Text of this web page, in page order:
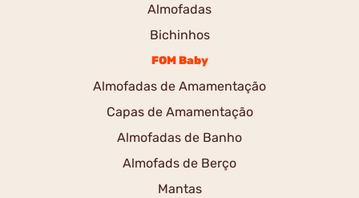
Almofadas
Bichinhos
FOM Baby
Almofadas de Amamentação
Capas de Amamentação
Almofadas de Banho
Almofads de Berço
Mantas